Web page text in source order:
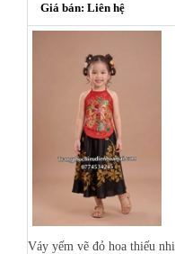
Giá bán: Liên hệ
Váy yếm vẽ đỏ hoa thiếu nhi